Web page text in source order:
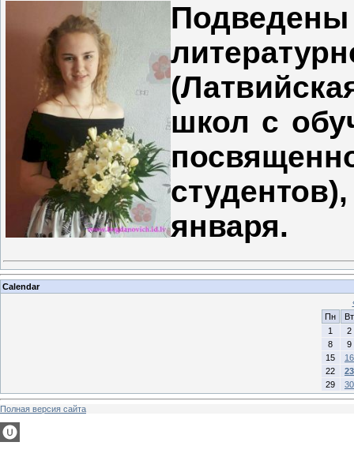
школ с
января.
Calendar
Пн
Вт
1
2
8
9
15
16
22
23
29
30
Полная версия сайта